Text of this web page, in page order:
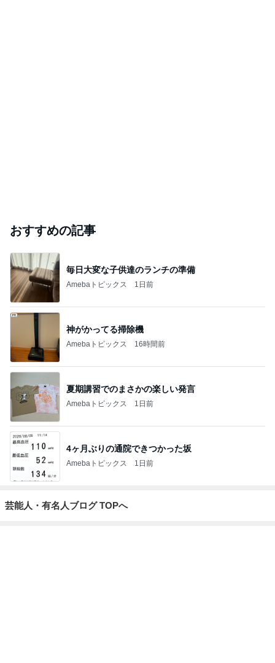
おすすめの記事
毎日大変な子供達のランチの準備
Amebaトピックス 1日前
神がかってる掃除機
Amebaトピックス 16時間前
夏期講習でのまさかの楽しい発言
Amebaトピックス 1日前
4ヶ月ぶりの通院できつかった坂
Amebaトピックス 1日前
芸能人・有名人ブログ TOPへ